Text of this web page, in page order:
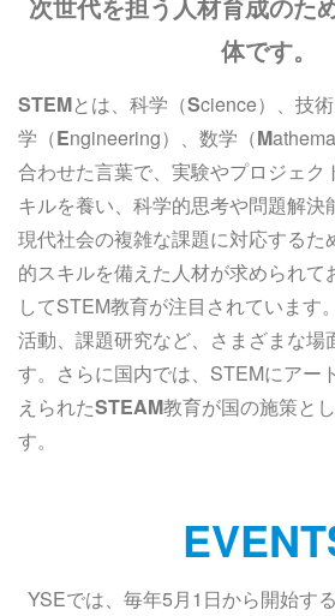
体です。
STEMとは、科学（Science）、技
学（Engineering）、数学（M
合わせた言葉で、実験やプロジェク
キルを養い、科学的思考や問題解決
現代社会の複雑な課題に対応するた
的スキルを備えた人材が求められて
してSTEM教育が注目されています
活動、課題研究など、さまざまな場
す。さらに国内では、STEMにアー
えられたSTEAM教育が国の施策と
す。
YSEでは、毎年5月1日から開始す